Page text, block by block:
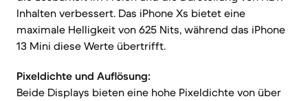
Inhalten verbessert. Das iPhone Xs bietet eine
maximale Helligkeit von 625 Nits, während das iPhone
13 Mini diese Werte übertrifft.
Pixeldichte und Auflösung:
Beide Displays bieten eine hohe Pixeldichte von über